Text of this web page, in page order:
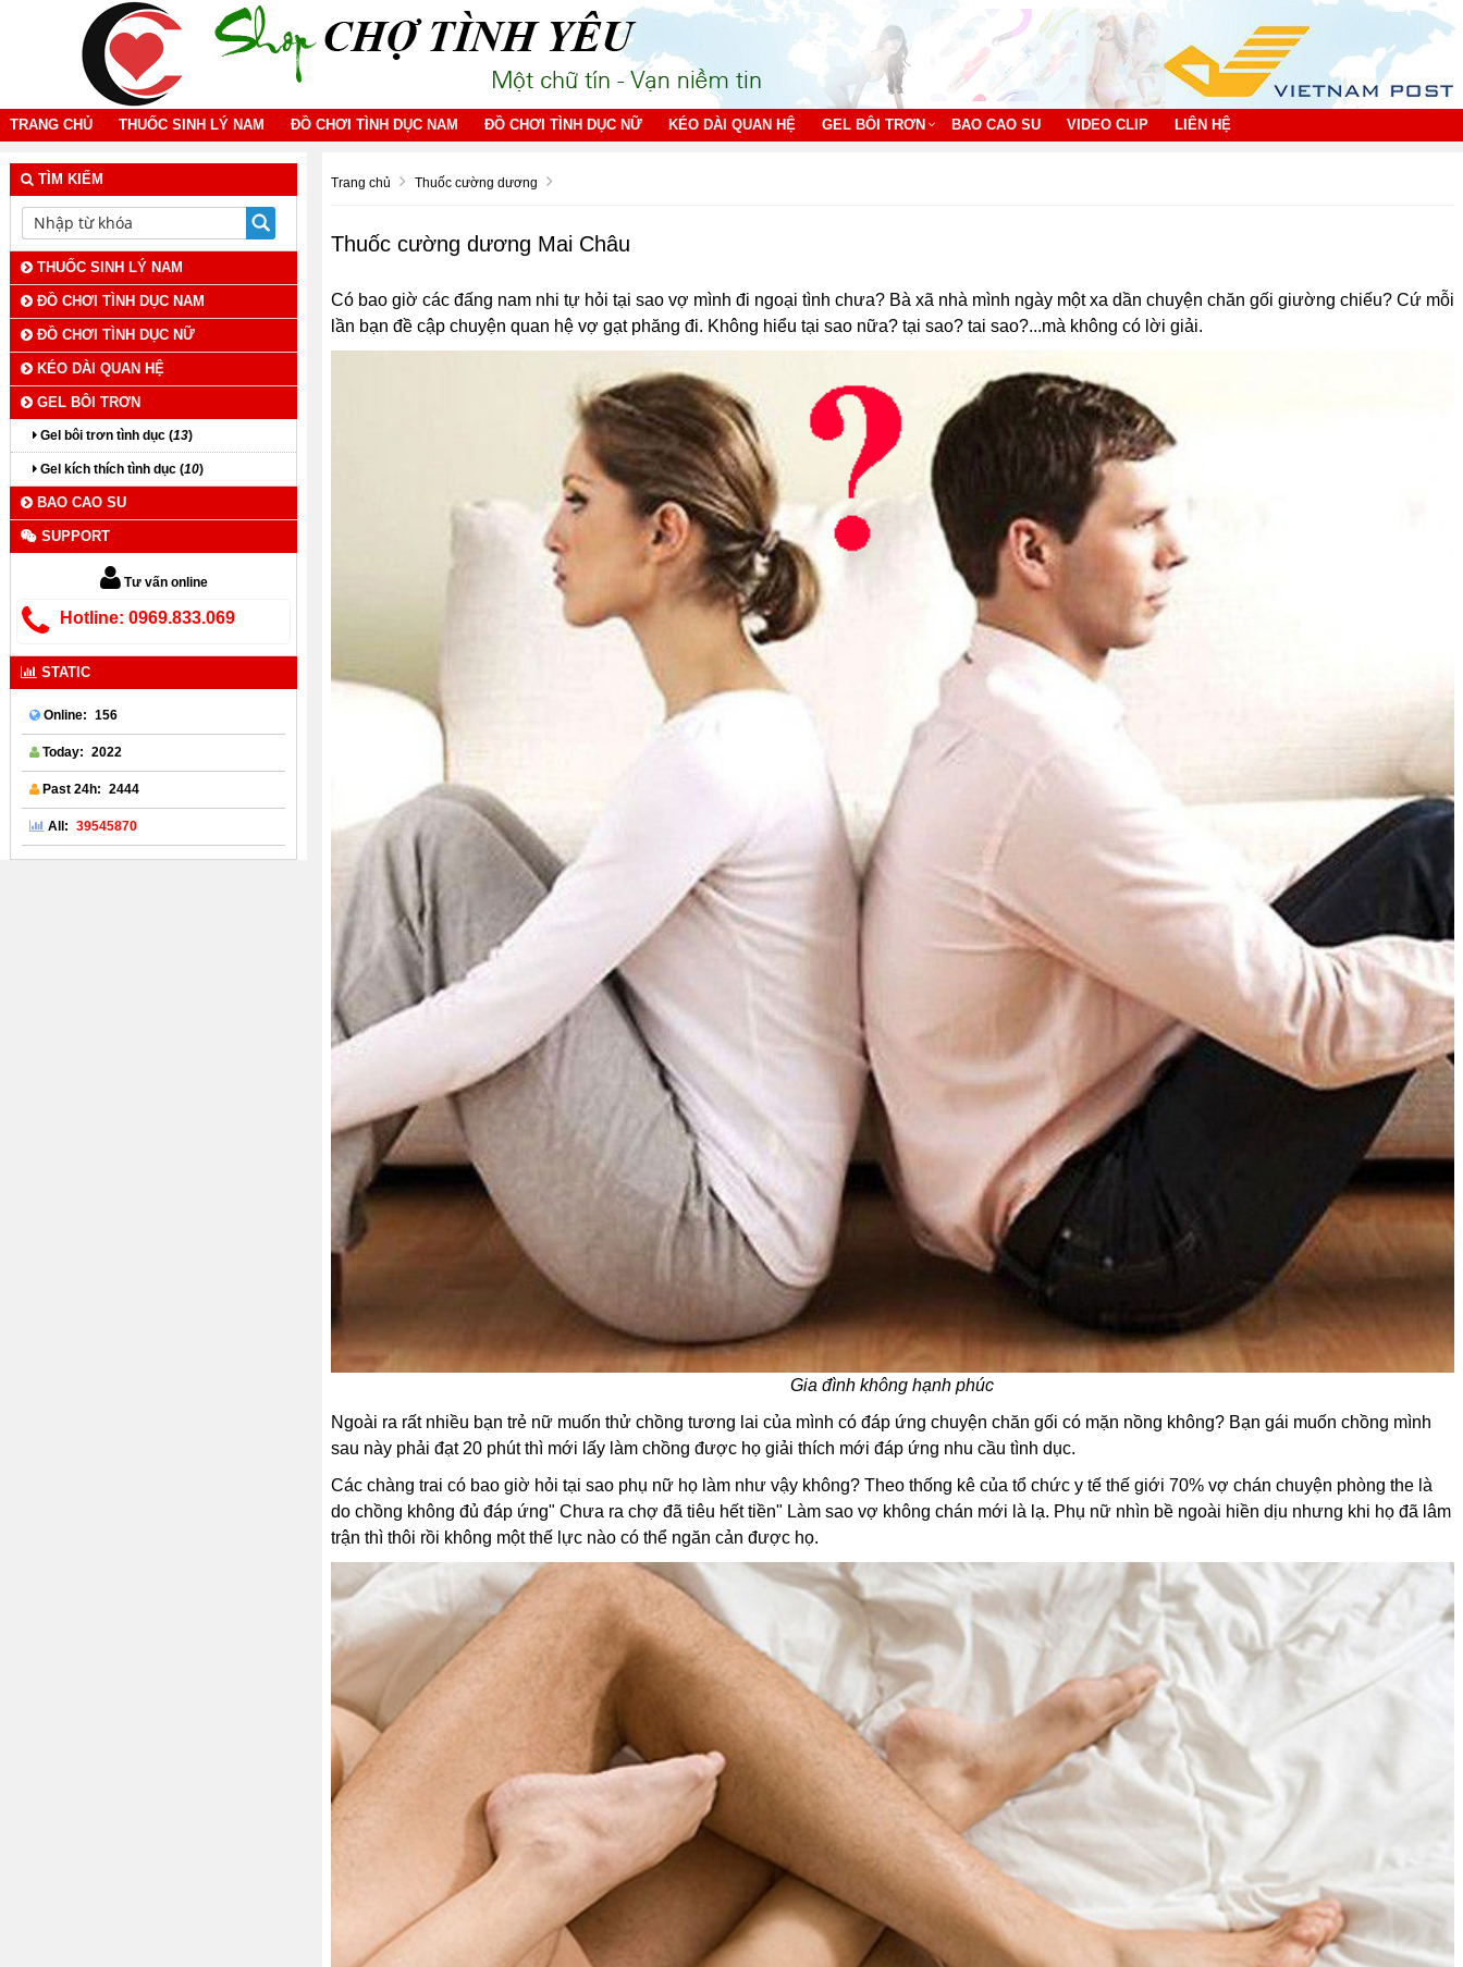
TRANG CHỦ THUỐC SINH LÝ NAM ĐỒ CHƠI TÌNH DỤC NAM ĐỒ CHƠI TÌNH DỤC NỮ KÉO DÀI QUAN HỆ GEL BÔI TRƠN BAO CAO SU VIDEO CLIP LIÊN HỆ
Trang chủ Thuốc cường dương
Thuốc cường dương Mai Châu
Có bao giờ các đấng nam nhi tự hỏi tại sao vợ mình đi ngoại tình chưa? Bà xã nhà mình ngày một xa dần chuyện chăn gối giường chiếu? Cứ mỗi
lần bạn đề cập chuyện quan hệ vợ gạt phăng đi. Không hiểu tại sao nữa? tại sao? tai sao?...mà không có lời giải.
Gia đình không hạnh phúc
Ngoài ra rất nhiều bạn trẻ nữ muốn thử chồng tương lai của mình có đáp ứng chuyện chăn gối có mặn nồng không? Bạn gái muốn chồng mình
sau này phải đạt 20 phút thì mới lấy làm chồng được họ giải thích mới đáp ứng nhu cầu tình dục.
Các chàng trai có bao giờ hỏi tại sao phụ nữ họ làm như vậy không? Theo thống kê của tổ chức y tế thế giới 70% vợ chán chuyện phòng the là
do chồng không đủ đáp ứng" Chưa ra chợ đã tiêu hết tiền" Làm sao vợ không chán mới là lạ. Phụ nữ nhìn bề ngoài hiền dịu nhưng khi họ đã lâm
trận thì thôi rồi không một thế lực nào có thể ngăn cản được họ.
TÌM KIẾM
THUỐC SINH LÝ NAM
ĐỒ CHƠI TÌNH DỤC NAM
ĐỒ CHƠI TÌNH DỤC NỮ
KÉO DÀI QUAN HỆ
GEL BÔI TRƠN
Gel bôi trơn tình dục (13)
Gel kích thích tình dục (10)
BAO CAO SU
SUPPORT
Tư vấn online
Hotline: 0969.833.069
STATIC
Online: 156
Today: 2022
Past 24h: 2444
All: 39545870